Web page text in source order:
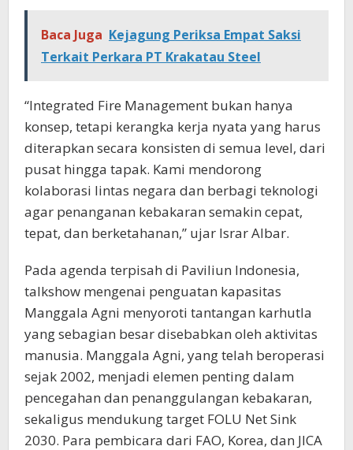
Baca Juga Kejagung Periksa Empat Saksi
Terkait Perkara PT Krakatau Steel
“Integrated Fire Management bukan hanya
konsep, tetapi kerangka kerja nyata yang harus
diterapkan secara konsisten di semua level, dari
pusat hingga tapak. Kami mendorong
kolaborasi lintas negara dan berbagi teknologi
agar penanganan kebakaran semakin cepat,
tepat, dan berketahanan,” ujar Israr Albar.
Pada agenda terpisah di Paviliun Indonesia,
talkshow mengenai penguatan kapasitas
Manggala Agni menyoroti tantangan karhutla
yang sebagian besar disebabkan oleh aktivitas
manusia. Manggala Agni, yang telah beroperasi
sejak 2002, menjadi elemen penting dalam
pencegahan dan penanggulangan kebakaran,
sekaligus mendukung target FOLU Net Sink
2030. Para pembicara dari FAO, Korea, dan JICA